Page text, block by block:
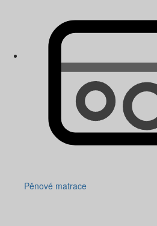
Pěnové matrace